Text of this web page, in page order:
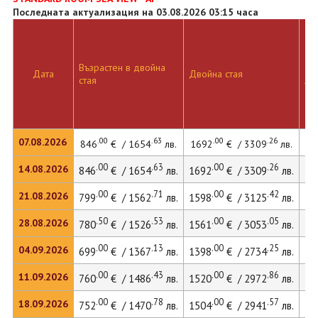
Последната актуализация на 03.08.2026 03:15 часа
Дата
07.08.2026
14.08.2026
21.08.2026
28.08.2026
04.09.2026
11.09.2026
18.09.2026
Възрастен в двойна
стая
Двойна стая
846.00 € / 1654.63 лв. 1692.00 € / 3309.26лв.
846.00€ / 1654.63 лв. 1692.00€ / 3309.26 лв.
799.00€ / 1562.71 лв. 1598.00€ / 3125.42 лв.
780.50€ / 1526.53 лв. 1561.00€ / 3053.05 лв.
699.00€ / 1367.13 лв. 1398.00€ / 2734.25 лв.
760.00€ / 1486.43 лв. 1520.00€ / 2972.86 лв.
752.00€ / 1470.78 лв. 1504.00€ / 2941.57 лв.